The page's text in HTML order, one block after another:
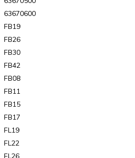
63670600
FB19
FB26
FB30
FB42
FB08
FB11
FB15
FB17
FL19
FL22
FL26